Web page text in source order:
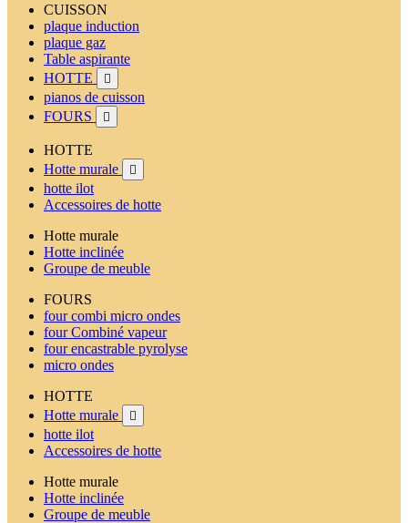
CUISSON
plaque induction
plaque gaz
Table aspirante
HOTTE

pianos de cuisson
FOURS

HOTTE
Hotte murale

hotte ilot
Accessoires de hotte
Hotte murale
Hotte inclinée
Groupe de meuble
FOURS
four combi micro ondes
four Combiné vapeur
four encastrable pyrolyse
micro ondes
HOTTE
Hotte murale

hotte ilot
Accessoires de hotte
Hotte murale
Hotte inclinée
Groupe de meuble